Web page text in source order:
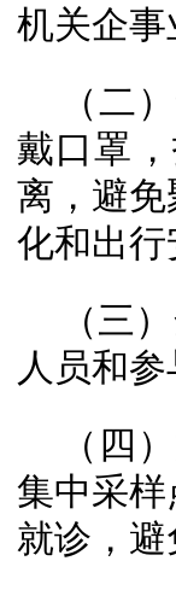
机关企
（二
戴口罩
离，避
化和出行
（三
人员和
（四
集中采
就诊，避